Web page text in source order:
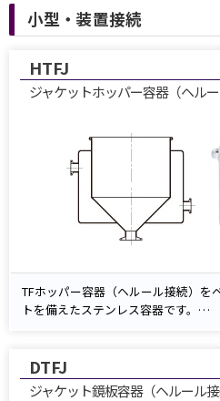
小型・装置接続
HTFJ
ジャケットホッパー容器（ヘルー
TFホッパー容器（ヘルール接続）を
トを備えたステンレス容器です。
容器底部には排出ノズルを設けて
ます。
DTFJ
ジャケット鏡板容器（ヘルール接